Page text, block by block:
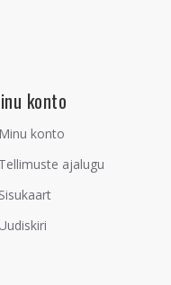
konto
Minu konto
Tellimuste ajalugu
Sisukaart